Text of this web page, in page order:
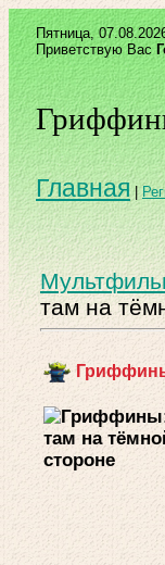
Пятница,
Приветствую Вас
Главная |
там на